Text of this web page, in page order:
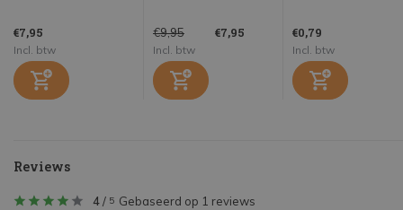
€7,95
Incl. btw
€9,95 €7,95
Incl. btw
€0,79
Incl. btw
Reviews
4/ 5 Gebaseerd op 1 reviews